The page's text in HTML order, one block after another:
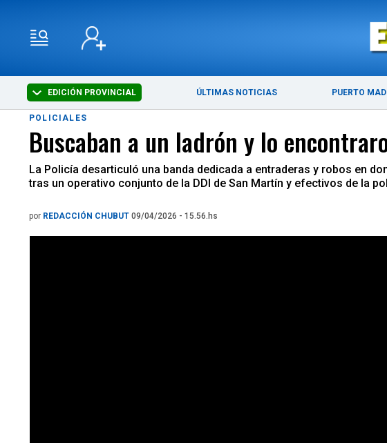
EDICIÓN PROVINCIAL ÚLTIMAS NOTICIAS PUERTO
POLICIALES
Buscaban a un ladrón y lo
La Policía desarticuló una banda dedicada a entraderas y robos en
tras un operativo conjunto de la DDI de San Martín y efectivos de la
por REDACCIÓN CHUBUT 09/04/2026 - 15.56.hs